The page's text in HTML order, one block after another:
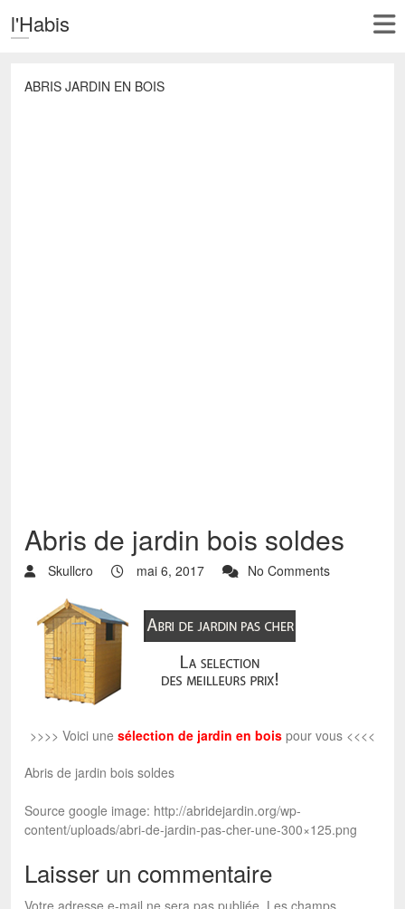
l'Habis
ABRIS JARDIN EN BOIS
Abris de jardin bois soldes
Skullcro mai 6, 2017 No Comments
>>>> Voici une sélection de jardin en bois pour vous <<<<
Abris de jardin bois soldes
Source google image: http://abridejardin.org/wp-
content/uploads/abri-de-jardin-pas-cher-une-300×125.png
Laisser un commentaire
Votre adresse e-mail ne sera pas publiée. Les champs